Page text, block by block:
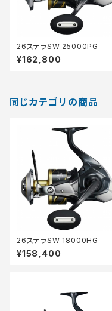
26ステラSW 25000PG
¥162,800
同じカテゴリの商品
26ステラSW 18000HG
¥158,400